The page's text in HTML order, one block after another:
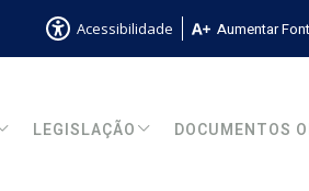
Acessibilidade Aumentar
LEGISLAÇÃO DOCUMENTOS